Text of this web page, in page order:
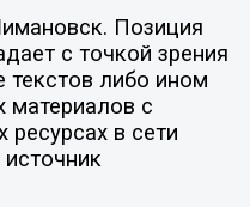
Позиция
с точкой зрения
текстов либо ином
материалов с
ресурсах в сети